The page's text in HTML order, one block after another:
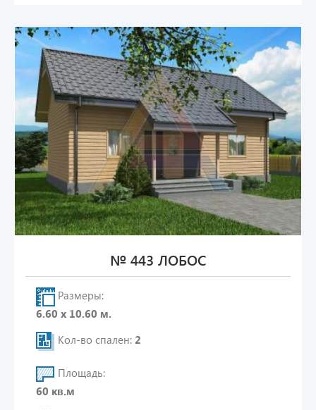
№ 443 ЛОБОС
Размеры:
6.60 х 10.60 м.
Кол-во спален: 2
Площадь:
60 кв.м